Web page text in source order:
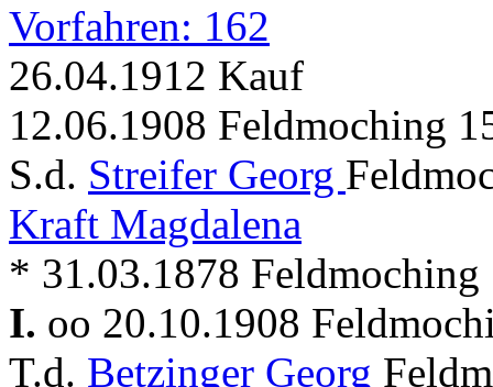
Vorfahren: 162
26.04.1912 Kauf
12.06.1908 Feldmoching
S.d. Streifer Georg
Kraft Magdalena
* 31.03.1878 Feldmoching
I. oo 20.10.1908
T.d. Betzinger Georg